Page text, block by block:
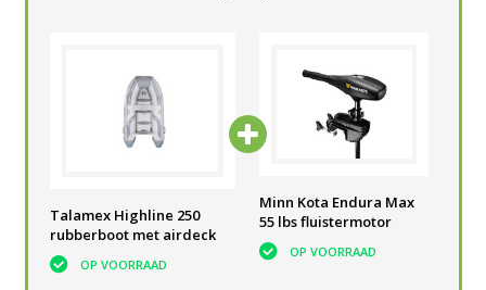
Talamex Highline 250
rubberboot met airdeck
OP VOORRAAD
12.6V10A li-ion
Outdoorbox AV
OP VOORRAAD
Minn Kota Endura Max
55 lbs fluistermotor
OP VOORRAAD